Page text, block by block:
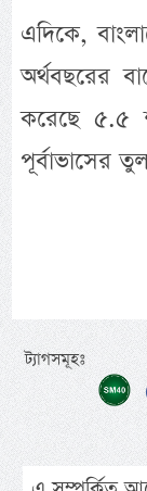
এদিকে,
অর্থবছরের
করেছে ৫.৫
পূর্বাভাসের
ট্যাগসমূহঃ